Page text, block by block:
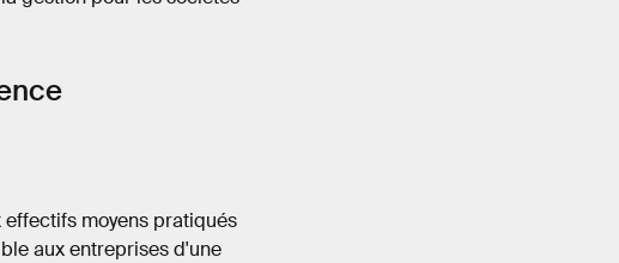
moyens pratiqués
aux entreprises d'une